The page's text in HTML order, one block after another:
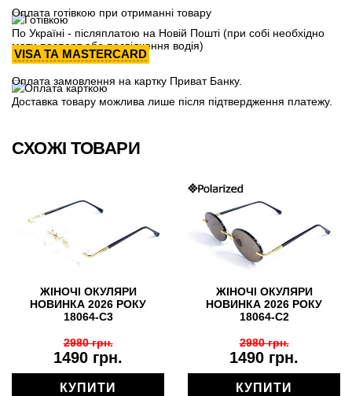
Оплата готівкою при отриманні товару
По Україні - післяплатою на Новій Пошті (при собі необхідно
мати паспорт або посвідчення водія)
VISA ТА MASTERCARD
Оплата замовлення на картку Приват Банку.
Доставка товару можлива лише після підтвердження платежу.
СХОЖІ ТОВАРИ
ЖІНОЧІ ОКУЛЯРИ
НОВИНКА 2026 РОКУ
18064-C3
1490 грн.
2980 грн.
КУПИТИ
ЖІНОЧІ ОКУЛЯРИ
НОВИНКА 2026 РОКУ
18064-C2
1490 грн.
2980 грн.
КУПИТИ